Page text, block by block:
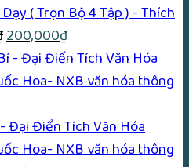
170,000₫.là:
( Trọn Bộ 4 Tập ) - Thích
Giá
gốc
là:
200,000₫Giá
hiện
tại
200,000₫.
Đại Điển Tích Văn Hóa
Hoa- NXB văn hóa thông